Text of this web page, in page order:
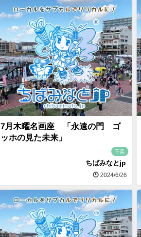
7月木曜名画座 「永遠の門 ゴ
ッホの見た未来」
千葉
ちばみなとjp
2024/6/26